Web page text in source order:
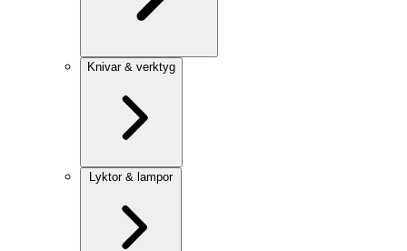
Knivar & verktyg
Lyktor & lampor